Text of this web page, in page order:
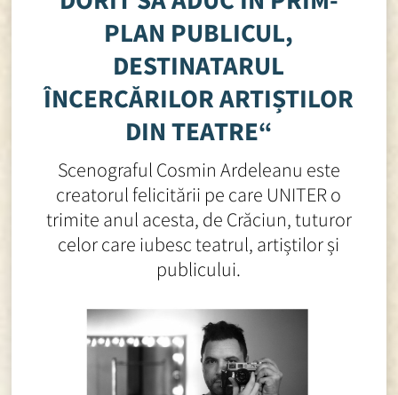
PLAN PUBLICUL,
DESTINATARUL
ÎNCERCĂRILOR ARTIȘTILOR
DIN TEATRE“
Scenograful Cosmin Ardeleanu este
creatorul felicitării pe care UNITER o
trimite anul acesta, de Crăciun, tuturor
celor care iubesc teatrul, artiștilor și
publicului.